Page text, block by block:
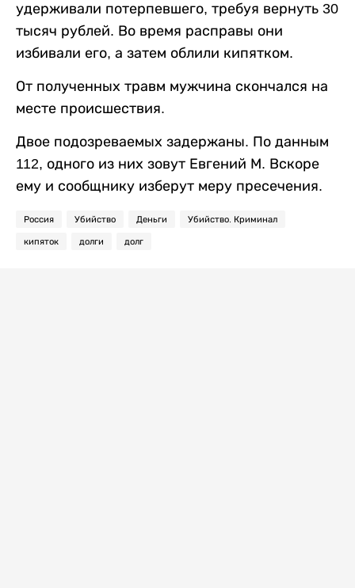
удерживали потерпевшего, требуя вернуть 30
тысяч рублей. Во время расправы они
избивали его, а затем облили кипятком.
От полученных травм мужчина скончался на
месте происшествия.
Двое подозреваемых задержаны. По данным
112, одного из них зовут Евгений М. Вскоре
ему и сообщнику изберут меру пресечения.
Россия Убийство Деньги Убийство. Криминал
кипяток долги долг